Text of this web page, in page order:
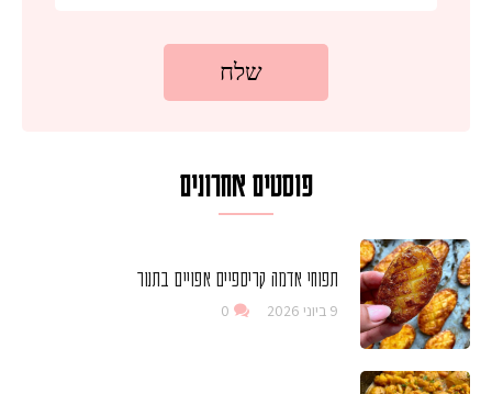
פוסטים אחרונים
תפוחי אדמה קריספיים אפויים בתנור
9 ביוני 2026 0